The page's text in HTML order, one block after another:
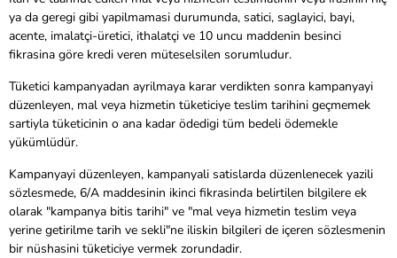
ya da geregi gibi yapilmamasi durumunda, satici, saglayici, bayi,
acente, imalatçi-üretici, ithalatçi ve 10 uncu maddenin besinci
fikrasina göre kredi veren müteselsilen sorumludur.
Tüketici kampanyadan ayrilmaya karar verdikten sonra kampanyayi
düzenleyen, mal veya hizmetin tüketiciye teslim tarihini geçmemek
sartiyla tüketicinin o ana kadar ödedigi tüm bedeli ödemekle
yükümlüdür.
Kampanyayi düzenleyen, kampanyali satislarda düzenlenecek yazili
sözlesmede, 6/A maddesinin ikinci fikrasinda belirtilen bilgilere ek
olarak "kampanya bitis tarihi" ve "mal veya hizmetin teslim veya
yerine getirilme tarih ve sekli"ne iliskin bilgileri de içeren sözlesmenin
bir nüshasini tüketiciye vermek zorundadir.